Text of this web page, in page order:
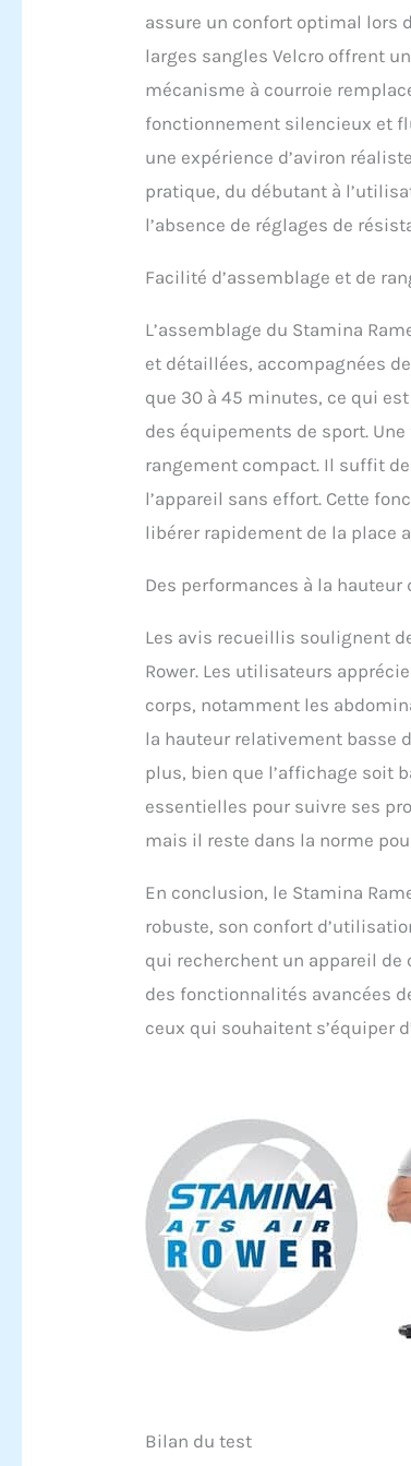
assure un confort optimal lors
larges sangles Velcro offrent
mécanisme à courroie
fonctionnement silencieux et
une expérience d’aviron
pratique, du débutant à
l’absence de réglages de
Facilité d’assemblage et de
L’assemblage du Stamina
et détaillées, accompagnées
que 30 à 45 minutes, ce qui
des équipements de sport.
rangement compact. Il suffit
l’appareil sans effort. Cette
libérer rapidement de la place
Des performances à la hauteur
Les avis recueillis soulignent
Rower. Les utilisateurs
corps, notamment les
la hauteur relativement basse
plus, bien que l’affichage soit
essentielles pour suivre ses
mais il reste dans la norme
En conclusion, le Stamina
robuste, son confort
qui recherchent un appareil de
des fonctionnalités avancées
ceux qui souhaitent s’équiper
Bilan du test